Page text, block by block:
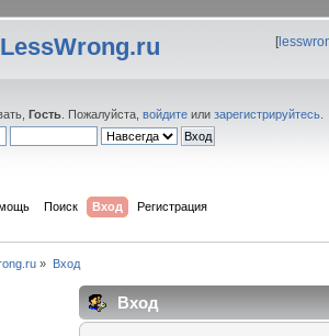
[
Гость . Пожалуйста, войдите или зарегистрируйтесь
Поиск Вход Регистрация
» Вход
Вход